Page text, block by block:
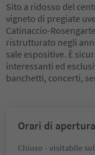
Sito a ridosso del
vigneto di pregiate
Catinaccio-
ristrutturato negli
sale espositive. È
interessanti ed
banchetti, concerti,
Orari di apertura
Chiuso - visitabile